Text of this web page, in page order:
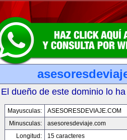
El dueño de este dominio lo
Mayusculas:
ASESORESDEVIAJE.COM
Minusculas:
asesoresdeviaje.com
Longitud:
15 caracteres